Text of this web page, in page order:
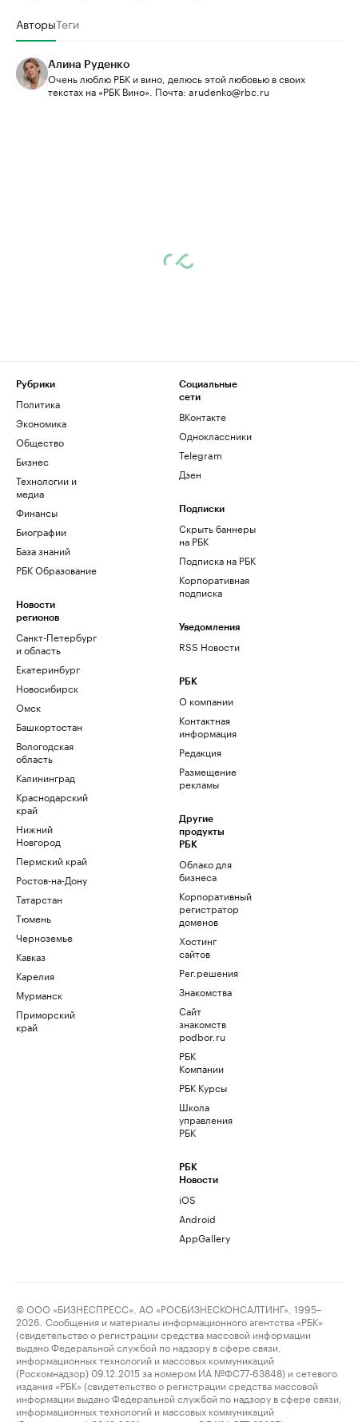
АвторыТеги
Алина Руденко
Очень люблю РБК и вино, делюсь этой любовью в своих
текстах на «РБК Вино». Почта: arudenko@rbc.ru
Рубрики
Политика
Экономика
Общество
Бизнес
Технологии и
медиа
Финансы
Биографии
База знаний
РБК Образование
Новости
регионов
Санкт-Петербург
и область
Екатеринбург
Новосибирск
Омск
Башкортостан
Вологодская
область
Калининград
Краснодарский
край
Нижний
Новгород
Пермский край
Ростов-на-Дону
Татарстан
Тюмень
Черноземье
Кавказ
Карелия
Мурманск
Приморский
край
Социальные
сети
ВКонтакте
Одноклассники
Telegram
Дзен
Подписки
Скрыть баннеры
на РБК
Подписка на РБК
Корпоративная
подписка
Уведомления
RSS Новости
РБК
О компании
Контактная
информация
Редакция
Размещение
рекламы
Другие
продукты
РБК
Облако для
бизнеса
Корпоративный
регистратор
доменов
Хостинг
сайтов
Рег.решения
Знакомства
Сайт
знакомств
podbor.ru
РБК
Компании
РБК Курсы
Школа
управления
РБК
РБК
Новости
iOS
Android
AppGallery
© ООО «БИЗНЕСПРЕСС», АО «РОСБИЗНЕСКОНСАЛТИНГ», 1995–
2026. Сообщения и материалы информационного агентства «РБК»
(свидетельство о регистрации средства массовой информации
выдано Федеральной службой по надзору в сфере связи,
информационных технологий и массовых коммуникаций
(Роскомнадзор) 09.12.2015 за номером ИА №ФС77-63848) и сетевого
издания «РБК» (свидетельство о регистрации средства массовой
информации выдано Федеральной службой по надзору в сфере связи,
информационных технологий и массовых коммуникаций